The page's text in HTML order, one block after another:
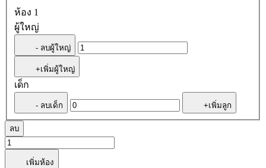
ห้อง 1
ผู้ใหญ่
- ลบผู้ใหญ่
+เพิ่มผู้ใหญ่
เด็ก
- ลบเด็ก +เพิ่มลูก
ลบ
เพิ่มห้อง